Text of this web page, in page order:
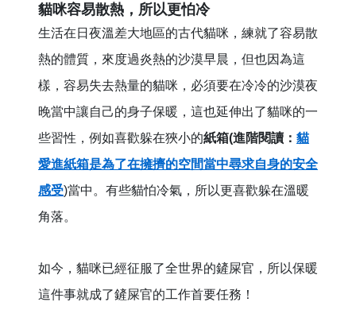
貓咪容易散熱，所以更怕冷
生活在日夜溫差大地區的古代貓咪，練就了容易散
熱的體質，來度過炎熱的沙漠早晨，但也因為這
樣，容易失去熱量的貓咪，必須要在冷冷的沙漠夜
晚當中讓自己的身子保暖，這也延伸出了貓咪的一
些習性，例如喜歡躲在狹小的紙箱(進階閱讀： 貓
愛進紙箱是為了在擁擠的空間當中尋求自身的安全
感受)當中。有些貓怕冷氣，所以更喜歡躲在溫暖
角落。
如今，貓咪已經征服了全世界的鏟屎官，所以保暖
這件事就成了鏟屎官的工作首要任務！